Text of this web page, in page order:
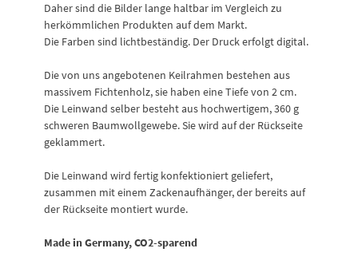
Daher sind die Bilder lange haltbar im Vergleich zu
herkömmlichen Produkten auf dem Markt.
Die Farben sind lichtbeständig. Der Druck erfolgt digital.
Die von uns angebotenen Keilrahmen bestehen aus
massivem Fichtenholz, sie haben eine Tiefe von 2 cm.
Die Leinwand selber besteht aus hochwertigem, 360 g
schweren Baumwollgewebe. Sie wird auf der Rückseite
geklammert.
Die Leinwand wird fertig konfektioniert geliefert,
zusammen mit einem Zackenaufhänger, der bereits auf
der Rückseite montiert wurde.
Made in Germany, CO2-sparend